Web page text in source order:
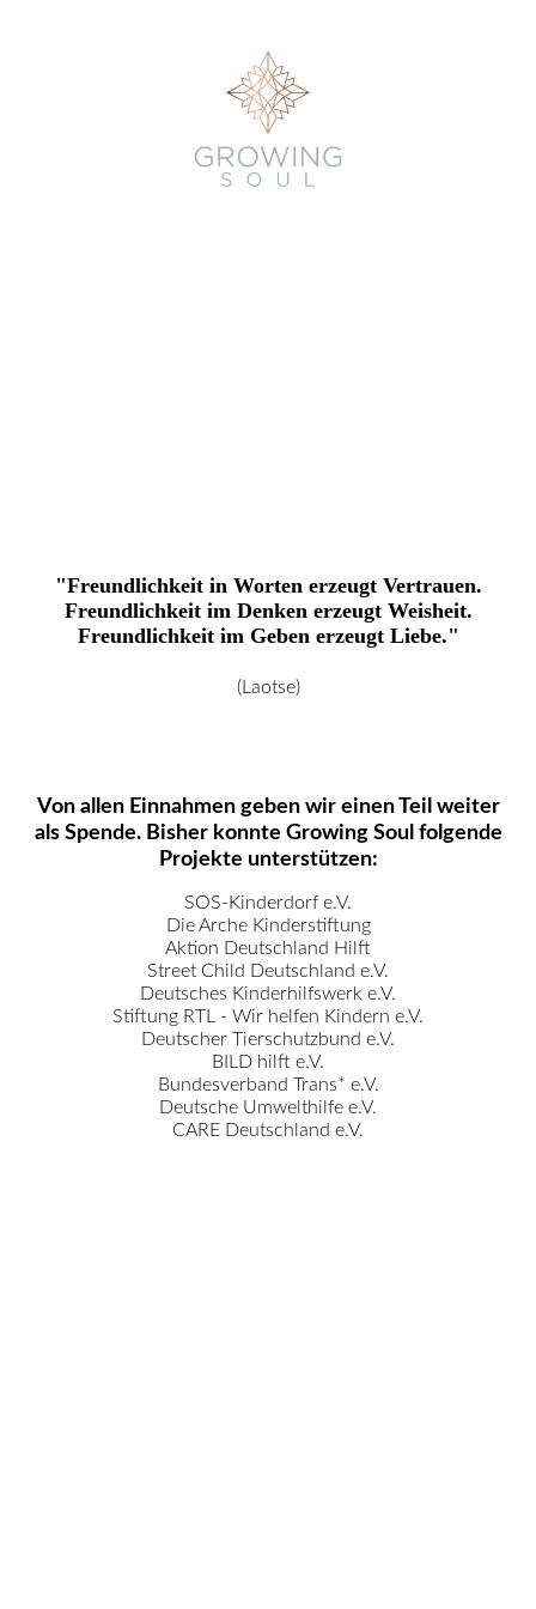
"Freundlichkeit in Worten erzeugt Vertrauen.
Freundlichkeit im Denken erzeugt Weisheit.
Freundlichkeit im Geben erzeugt Liebe."
(Laotse)
Von allen Einnahmen geben wir einen Teil weiter
als Spende. Bisher konnte Growing Soul folgende
Projekte unterstützen:
SOS-Kinderdorf e.V.
Die Arche Kinderstiftung
Aktion Deutschland Hilft
Street Child Deutschland e.V.
Deutsches Kinderhilfswerk e.V.
Stiftung RTL - Wir helfen Kindern e.V.
Deutscher Tierschutzbund e.V.
BILD hilft e.V.
Bundesverband Trans* e.V.
Deutsche Umwelthilfe e.V.
CARE Deutschland e.V.
Impressum